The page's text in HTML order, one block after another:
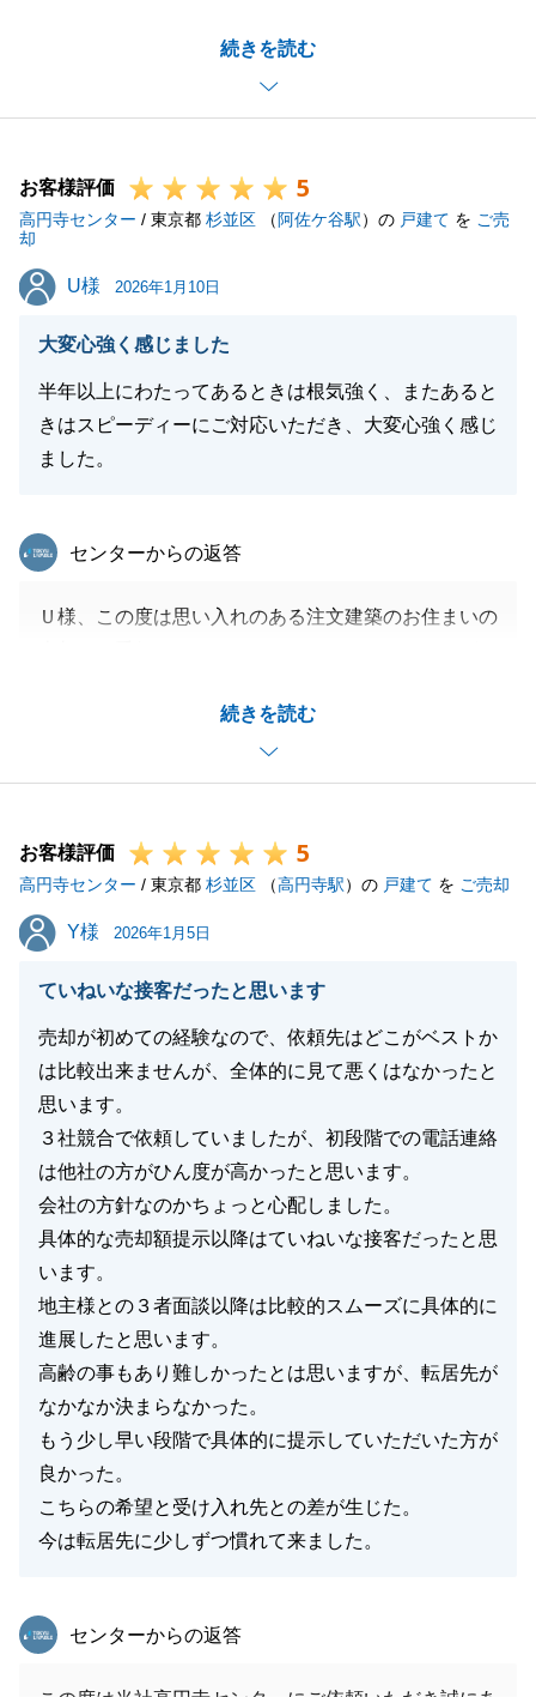
続きを読む
態でのスタートではありましたが、いつも親身にご対
応いただき、H様の新居に懸ける想いの強さや想像力
の豊かさに感銘を受けておりました。
に最後のお引渡しまで完了し、新居での生活が華々し
く賑やかにスタートできているようで、大変嬉しく思
お取引の間では、励みになるお言葉もたくさん頂きま
今後とも弊社を末永くご愛顧を賜りますよう、お願い
申し上げます。
皆様のご健康とご多幸をお祈り申し上げます。
お客様評価 5
高円寺センター / 東京都 杉並区 （ 阿佐ケ谷駅）の 戸建て を ご売
却
U様
U様 2026年1月10日
大変心強く感じました
半年以上にわたってあるときは根気強く、またあると
きはスピーディーにご対応いただき、大変心強く感じ
ました。
続きを読む
東急リバブル
センターからの返答
Ｕ様、この度は思い入れのある注文建築のお住まいの
ご売却に向けて、お荷物の整理や写真撮影の協力や、
ご案内が入った際は、その準備と当日のご対応をして
下さり、私も非常に心強く感じました。
気軽にご連絡下さります様、宜しくお願いいたしま
す。
閉じる
お客様評価 5
高円寺センター / 東京都 杉並区 （高円寺駅）の 戸建て を ご売却
Y様
Y様 2026年1月5日
ていねいな接客だったと思います
売却が初めての経験なので、依頼先はどこがベストか
は比較出来ませんが、全体的に見て悪くはなかったと
思います。
３社競合で依頼していましたが、初段階での電話連絡
は他社の方がひん度が高かったと思います。
会社の方針なのかちょっと心配しました。
具体的な売却額提示以降はていねいな接客だったと思
います。
地主様との３者面談以降は比較的スムーズに具体的に
進展したと思います。
高齢の事もあり難しかったとは思いますが、転居先が
なかなか決まらなかった。
もう少し早い段階で具体的に提示していただいた方が
良かった。
こちらの希望と受け入れ先との差が生じた。
今は転居先に少しずつ慣れて来ました。
東急リバブル
センターからの返答